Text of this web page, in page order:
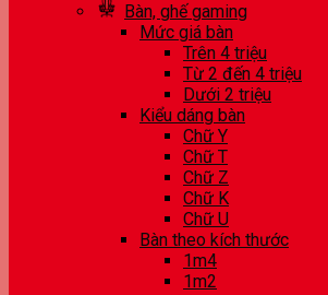
Bàn, ghế gaming
Mức giá bàn
Trên 4 triệu
Từ 2 đến 4 triệu
Dưới 2 triệu
Kiểu dáng bàn
Chữ Y
Chữ T
Chữ Z
Chữ K
Chữ U
Bàn theo kích thước
1m4
1m2